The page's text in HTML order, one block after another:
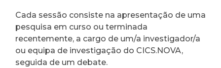
Cada sessão consiste na apresentação de uma
pesquisa em curso ou terminada
recentemente, a cargo de um/a investigador/a
ou equipa de investigação do CICS.NOVA,
seguida de um debate.